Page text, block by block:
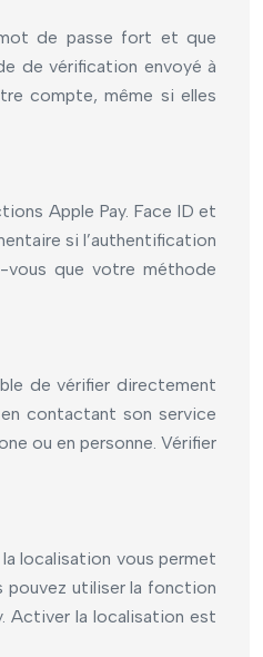
de passe fort et que
de vérification envoyé à
compte, même si elles
Apple Pay. Face ID et
si l’authentification
vous que votre méthode
de vérifier directement
contactant son service
ou en personne. Vérifier
localisation vous permet
pouvez utiliser la fonction
Activer la localisation est